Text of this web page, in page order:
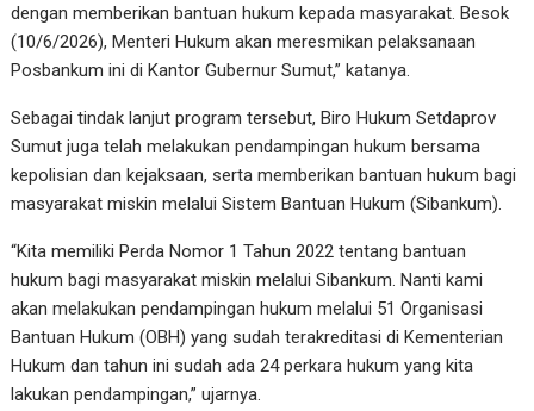
dengan memberikan bantuan hukum kepada masyarakat. Besok
(10/6/2026), Menteri Hukum akan meresmikan pelaksanaan
Posbankum ini di Kantor Gubernur Sumut,” katanya.
Sebagai tindak lanjut program tersebut, Biro Hukum Setdaprov
Sumut juga telah melakukan pendampingan hukum bersama
kepolisian dan kejaksaan, serta memberikan bantuan hukum bagi
masyarakat miskin melalui Sistem Bantuan Hukum (Sibankum).
“Kita memiliki Perda Nomor 1 Tahun 2022 tentang bantuan
hukum bagi masyarakat miskin melalui Sibankum. Nanti kami
akan melakukan pendampingan hukum melalui 51 Organisasi
Bantuan Hukum (OBH) yang sudah terakreditasi di Kementerian
Hukum dan tahun ini sudah ada 24 perkara hukum yang kita
lakukan pendampingan,” ujarnya.